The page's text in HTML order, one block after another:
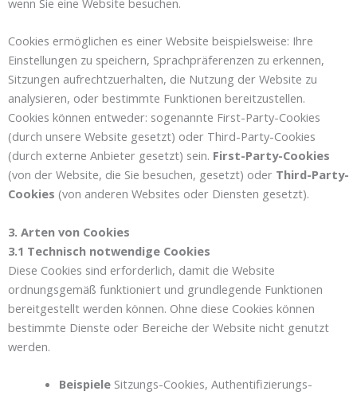
wenn Sie eine Website besuchen.
Cookies ermöglichen es einer Website beispielsweise: Ihre
Einstellungen zu speichern, Sprachpräferenzen zu erkennen,
Sitzungen aufrechtzuerhalten, die Nutzung der Website zu
analysieren, oder bestimmte Funktionen bereitzustellen.
Cookies können entweder: sogenannte First-Party-Cookies
(durch unsere Website gesetzt) oder Third-Party-Cookies
(durch externe Anbieter gesetzt) sein. First-Party-Cookies
(von der Website, die Sie besuchen, gesetzt) oder Third-Party-
Cookies (von anderen Websites oder Diensten gesetzt).
3. Arten von Cookies
3.1 Technisch notwendige Cookies
Diese Cookies sind erforderlich, damit die Website
ordnungsgemäß funktioniert und grundlegende Funktionen
bereitgestellt werden können. Ohne diese Cookies können
bestimmte Dienste oder Bereiche der Website nicht genutzt
werden.
BeispieleSitzungs-Cookies, Authentifizierungs-